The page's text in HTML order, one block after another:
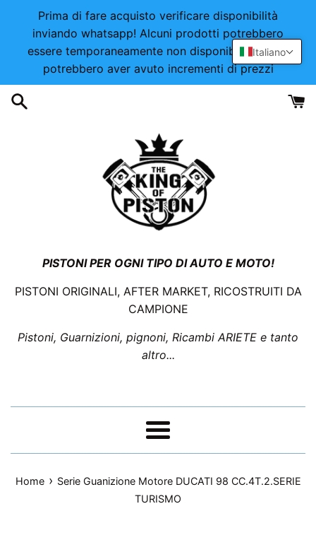
direttamente
Prima di fare acquisto verificare disponibilità
inviando whatsapp! Alcuni prodotti potrebbero
essere temporaneamente non disponibili o alcuni
potrebbero aver avuto incrementi di prezzi
PISTONI PER OGNI TIPO DI AUTO E MOTO!
PISTONI ORIGINALI, AFTER MARKET, RICOSTRUITI DA
CAMPIONE
Pistoni, Guarnizioni, pignoni, Ricambi ARIETE e tanto
altro...
Menu
Home › Serie Guanizione Motore DUCATI 98 CC.4T.2.SERIE
TURISMO
Italiano